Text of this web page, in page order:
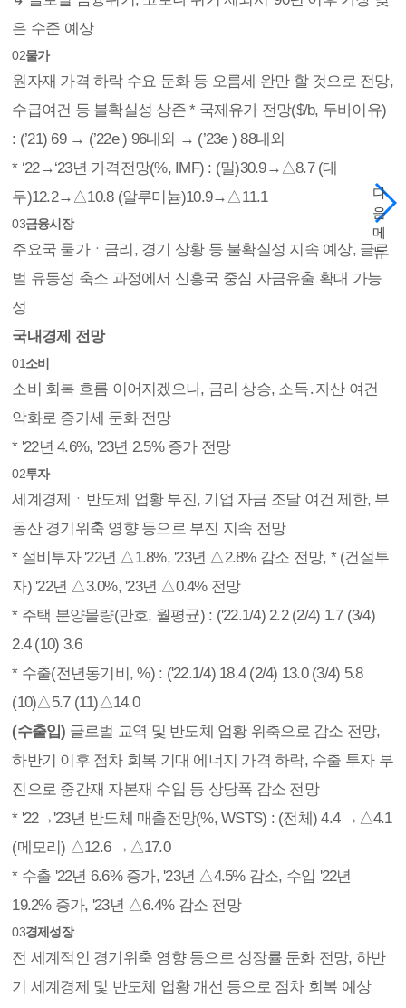
다
음
메
뉴
은 수준 예상
02물가
원자재 가격 하락 수요 둔화 등 오름세 완만 할 것으로 전망,
수급여건 등 불확실성 상존 * 국제유가 전망($/b, 두바이유)
: (’21) 69 → (’22e ) 96내외 → (’23e ) 88내외
* ‘22→‘23년 가격전망(%, IMF) : (밀)30.9→△8.7 (대
두)12.2→△10.8 (알루미늄)10.9→△11.1
03금융시장
주요국 물가ㆍ금리, 경기 상황 등 불확실성 지속 예상, 글로
벌 유동성 축소 과정에서 신흥국 중심 자금유출 확대 가능
성
국내경제 전망
01소비
소비 회복 흐름 이어지겠으나, 금리 상승, 소득․자산 여건
악화로 증가세 둔화 전망
* '22년 4.6%, '23년 2.5% 증가 전망
02투자
세계경제ㆍ반도체 업황 부진, 기업 자금 조달 여건 제한, 부
동산 경기위축 영향 등으로 부진 지속 전망
* 설비투자 '22년 △1.8%, '23년 △2.8% 감소 전망, * (건설투
자) '22년 △3.0%, '23년 △0.4% 전망
* 주택 분양물량(만호, 월평균) : ('22.1/4) 2.2 (2/4) 1.7 (3/4)
2.4 (10) 3.6
* 수출(전년동기비, %) : ('22.1/4) 18.4 (2/4) 13.0 (3/4) 5.8
(10)△5.7 (11)△14.0
(수출입) 글로벌 교역 및 반도체 업황 위축으로 감소 전망,
하반기 이후 점차 회복 기대 에너지 가격 하락, 수출 투자 부
진으로 중간재 자본재 수입 등 상당폭 감소 전망
* '22→'23년 반도체 매출전망(%, WSTS) : (전체) 4.4 →△4.1
(메모리) △12.6 →△17.0
* 수출 '22년 6.6% 증가, '23년 △4.5% 감소, 수입 '22년
19.2% 증가, '23년 △6.4% 감소 전망
03경제성장
전 세계적인 경기위축 영향 등으로 성장률 둔화 전망, 하반
기 세계경제 및 반도체 업황 개선 등으로 점차 회복 예상